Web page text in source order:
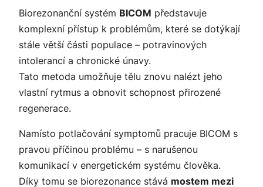
Biorezonanční systém BICOM představuje
komplexní přístup k problémům, které se dotýkají
stále větší části populace – potravinových
intolerancí a chronické únavy.
Tato metoda umožňuje tělu znovu nalézt jeho
vlastní rytmus a obnovit schopnost přirozené
regenerace.
Namísto potlačování symptomů pracuje BICOM s
pravou příčinou problému – s narušenou
komunikací v energetickém systému člověka.
Díky tomu se biorezonance stává mostem mezi